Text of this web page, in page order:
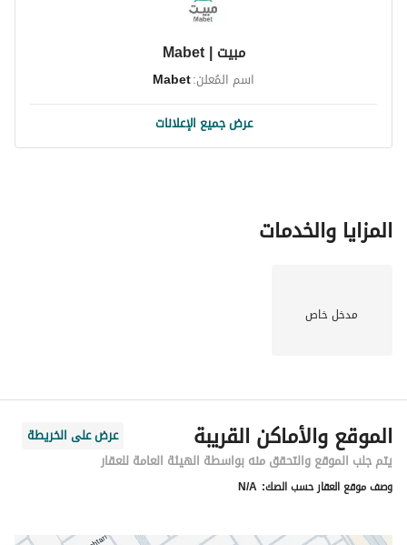
مبيت | Mabet
اسم المُعلن:Mabet
عرض جميع الإعلانات
المزايا والخدمات
مدخل خاص
الموقع والأماكن القريبة
عرض على الخريطة
يتم جلب الموقع والتحقق منه بواسطة الهيئة العامة للعقار
وصف موقع العقار حسب الصك: N/A